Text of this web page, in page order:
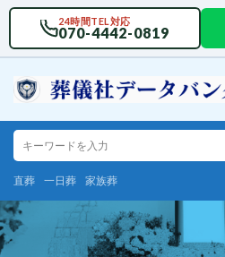
24時間TEL対応
070-4442-0819
直葬 一日葬 家族葬